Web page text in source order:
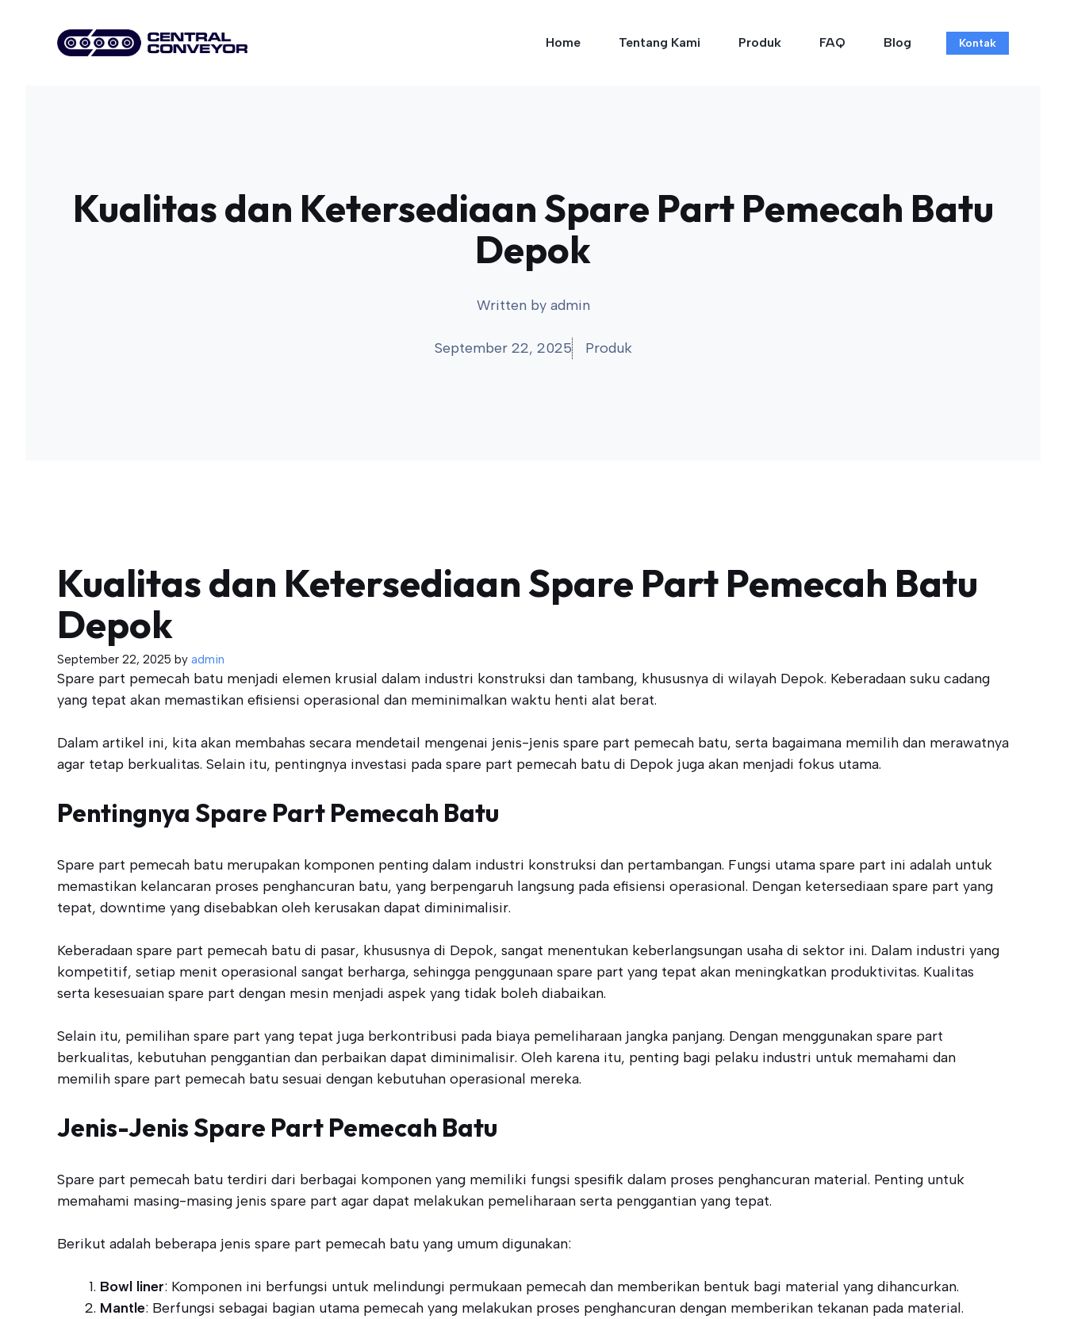
Home Tentang Kami Produk FAQ Blog Kontak
Kualitas dan Ketersediaan Spare Part Pemecah Batu
Depok
Written by admin
September 22, 2025 Produk
Kualitas dan Ketersediaan Spare Part Pemecah Batu
Depok
September 22, 2025 by admin
Spare part pemecah batu menjadi elemen krusial dalam industri konstruksi dan tambang, khususnya di wilayah Depok. Keberadaan suku cadang
yang tepat akan memastikan efisiensi operasional dan meminimalkan waktu henti alat berat.
Dalam artikel ini, kita akan membahas secara mendetail mengenai jenis-jenis spare part pemecah batu, serta bagaimana memilih dan merawatnya
agar tetap berkualitas. Selain itu, pentingnya investasi pada spare part pemecah batu di Depok juga akan menjadi fokus utama.
Pentingnya Spare Part Pemecah Batu
Spare part pemecah batu merupakan komponen penting dalam industri konstruksi dan pertambangan. Fungsi utama spare part ini adalah untuk
memastikan kelancaran proses penghancuran batu, yang berpengaruh langsung pada efisiensi operasional. Dengan ketersediaan spare part yang
tepat, downtime yang disebabkan oleh kerusakan dapat diminimalisir.
Keberadaan spare part pemecah batu di pasar, khususnya di Depok, sangat menentukan keberlangsungan usaha di sektor ini. Dalam industri yang
kompetitif, setiap menit operasional sangat berharga, sehingga penggunaan spare part yang tepat akan meningkatkan produktivitas. Kualitas
serta kesesuaian spare part dengan mesin menjadi aspek yang tidak boleh diabaikan.
Selain itu, pemilihan spare part yang tepat juga berkontribusi pada biaya pemeliharaan jangka panjang. Dengan menggunakan spare part
berkualitas, kebutuhan penggantian dan perbaikan dapat diminimalisir. Oleh karena itu, penting bagi pelaku industri untuk memahami dan
memilih spare part pemecah batu sesuai dengan kebutuhan operasional mereka.
Jenis-Jenis Spare Part Pemecah Batu
Spare part pemecah batu terdiri dari berbagai komponen yang memiliki fungsi spesifik dalam proses penghancuran material. Penting untuk
memahami masing-masing jenis spare part agar dapat melakukan pemeliharaan serta penggantian yang tepat.
Berikut adalah beberapa jenis spare part pemecah batu yang umum digunakan:
Bowl liner: Komponen ini berfungsi untuk melindungi permukaan pemecah dan memberikan bentuk bagi material yang dihancurkan.
Mantle: Berfungsi sebagai bagian utama pemecah yang melakukan proses penghancuran dengan memberikan tekanan pada material.